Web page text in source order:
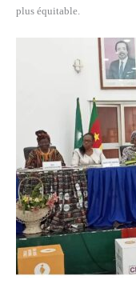
plus équitable.